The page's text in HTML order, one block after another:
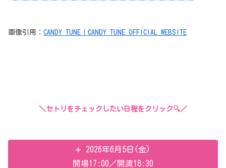
画像引用： CANDY TUNE｜CANDY TUNE OFFICIAL WEBSITE
＼セトリをチェックしたい日程をクリック🔍／
2026年6月5日(金)
開場17:00／開演18:30